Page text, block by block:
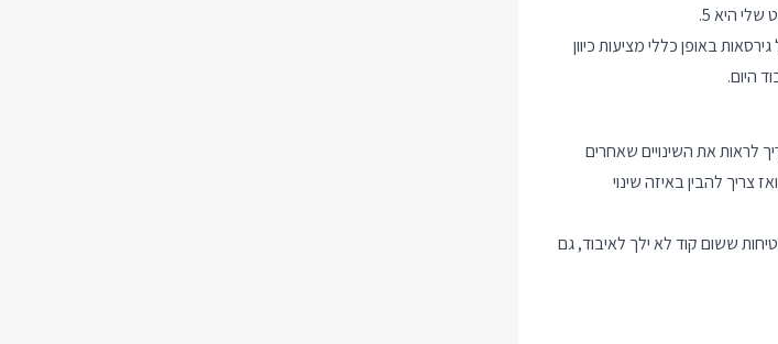
באופן כללי מציעות כיוון
היום.
לראות את השינויים שאחרים
צריך להבין באיזה שינוי
ששום קוד לא ילך לאיבוד, גם